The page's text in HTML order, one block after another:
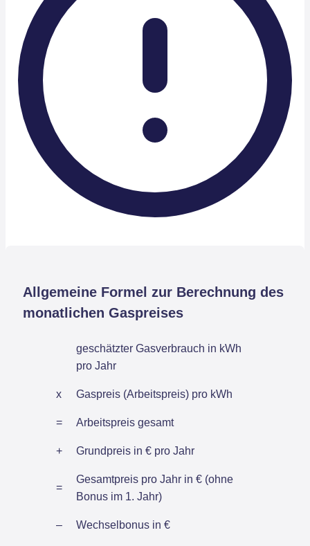
Allgemeine Formel zur Berechnung des
monatlichen Gaspreises
geschätzter Gasverbrauch in kWh
pro Jahr
x Gaspreis (Arbeitspreis) pro kWh
= Arbeitspreis gesamt
+ Grundpreis in € pro Jahr
=
Gesamtpreis pro Jahr in € (ohne
Bonus im 1. Jahr)
– Wechselbonus in €